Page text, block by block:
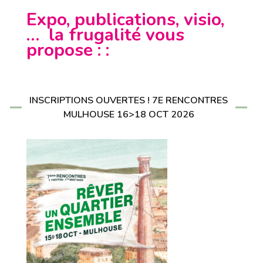
Expo, publications, visio,
… la frugalité vous
propose : :
INSCRIPTIONS OUVERTES ! 7E RENCONTRES
MULHOUSE 16>18 OCT 2026